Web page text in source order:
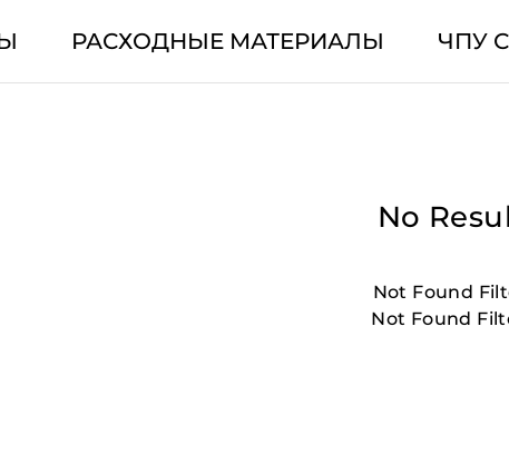
РАСХОДНЫЕ МАТЕРИАЛЫ ЧПУ
No
Not Found
Not Found